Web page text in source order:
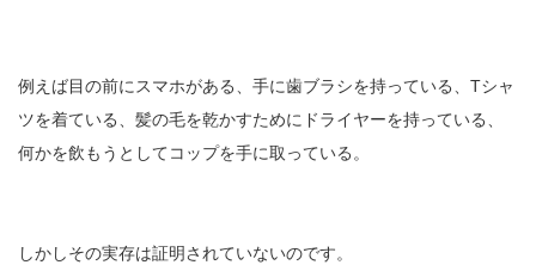
例えば目の前にスマホがある、手に歯ブラシを持っている、Tシャ
ツを着ている、髪の毛を乾かすためにドライヤーを持っている、
何かを飲もうとしてコップを手に取っている。
しかしその実存は証明されていないのです。